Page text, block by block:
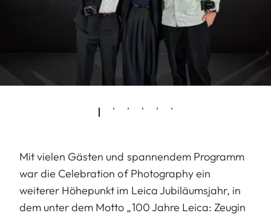
Mit vielen Gästen und spannendem Programm
war die Celebration of Photography ein
weiterer Höhepunkt im Leica Jubiläumsjahr, in
dem unter dem Motto „100 Jahre Leica: Zeugin